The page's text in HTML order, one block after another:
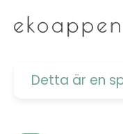
Detta är en